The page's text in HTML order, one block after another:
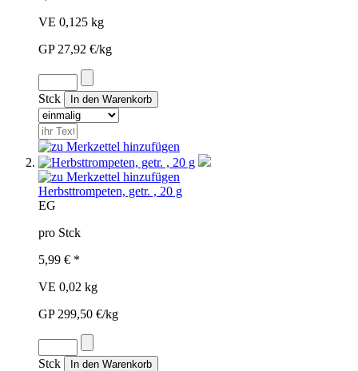
VE 0,125 kg
GP 27,92 €/kg
Stck
Herbsttrompeten, getr. , 20 g
EG
pro Stck
5,99 € *
VE 0,02 kg
GP 299,50 €/kg
Stck